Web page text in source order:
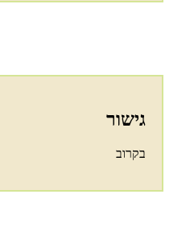
גישור
בקרוב